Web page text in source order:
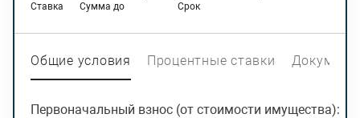
Ставка Сумма до Срок
Общие условия Процентные ставки
Первоначальный взнос (от стоимости имущества):